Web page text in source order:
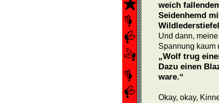
weich
Seidenhemd
Und dann,
Spannung kaum
„Wolf trug
Dazu einen
ware.“
Okay, okay,